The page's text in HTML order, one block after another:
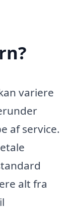
variere
af service.
alt fra